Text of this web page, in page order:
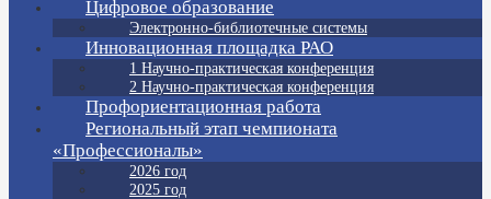
Цифровое образование
Электронно-библиотечные системы
Инновационная площадка РАО
1 Научно-практическая конференция
2 Научно-практическая конференция
Профориентационная работа
Региональный этап чемпионата
«Профессионалы»
2026 год
2025 год